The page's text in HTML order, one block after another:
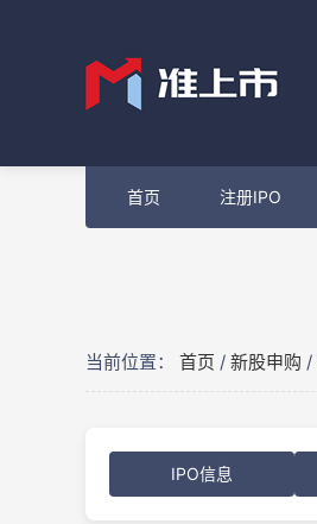
首页 注册IPO
当前位置： 首页 / 新股申购 /
IPO信息